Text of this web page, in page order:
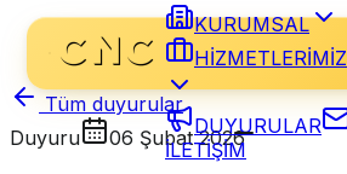
KURUMSAL
HİZMETLERİMİZ
DUYURULAR
İLETİŞİM
Tüm duyurular
Duyuru
06 Şubat 2026